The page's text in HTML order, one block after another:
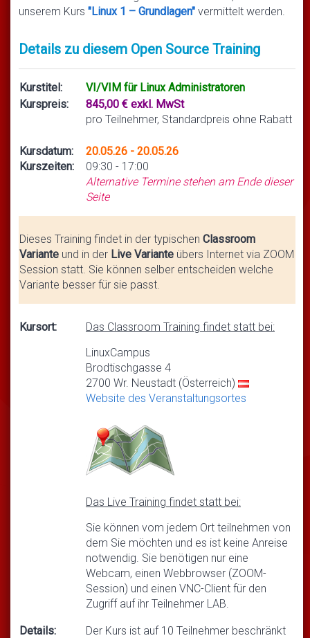
unserem Kurs "Linux 1 – Grundlagen" vermittelt werden.
Details zu diesem Open Source Training
Kurstitel:
VI/VIM für Linux Administratoren
Kurspreis:
845,00 € exkl. MwSt
pro Teilnehmer, Standardpreis ohne Rabatt
Kursdatum:
Kurszeiten:
20.05.26 - 20.05.26
09:30 - 17:00
Alternative Termine stehen am Ende dieser
Seite
Dieses Training findet in der typischen Classroom
Variante und in der Live Variante übers Internet via ZOOM
Session statt. Sie können selber entscheiden welche
Variante besser für sie passt.
Kursort:
Das Classroom Training findet statt bei:
LinuxCampus
Brodtischgasse 4
2700 Wr. Neustadt (Österreich)
Website des Veranstaltungsortes
Das Live Training findet statt bei:
Sie können vom jedem Ort teilnehmen von
dem Sie möchten und es ist keine Anreise
notwendig. Sie benötigen nur eine
Webcam, einen Webbrowser (ZOOM-
Session) und einen VNC-Client für den
Zugriff auf ihr Teilnehmer LAB.
Details:
Der Kurs ist auf 10 Teilnehmer beschränkt